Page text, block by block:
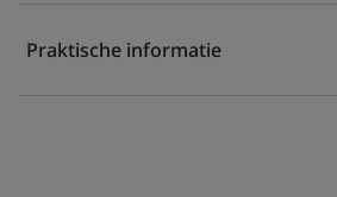
Praktische informatie